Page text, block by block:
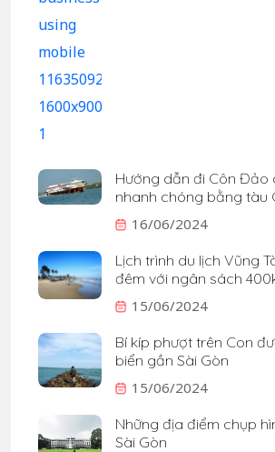
Hướng dẫn đi Côn Đảo
nhanh chóng bằng tàu
16/06/2024
Lịch trình du lịch Vũng
đêm với ngân sách
15/06/2024
Bí kíp phượt trên Con
biển gần Sài Gòn
15/06/2024
Những địa điểm chụp
Sài Gòn